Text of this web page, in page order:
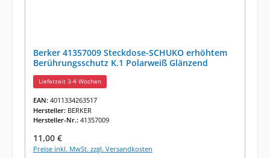
Berker 41357009 Steckdose-SCHUKO erhöhtem
Berührungsschutz K.1 Polarweiß Glänzend
Lieferzeit 3-4 Wochen
EAN: 4011334263517
Hersteller: BERKER
Hersteller-Nr.: 41357009
Regulärer Preis:
11,00 €
Preise inkl. MwSt. zzgl. Versandkosten